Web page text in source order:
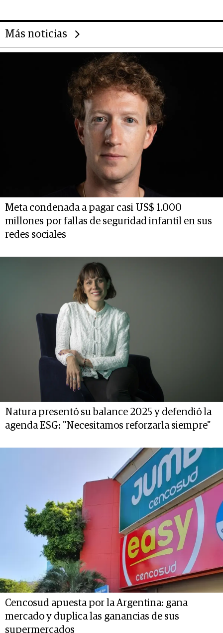
Más noticias
Meta condenada a pagar casi US$ 1.000
millones por fallas de seguridad infantil en sus
redes sociales
Natura presentó su balance 2025 y defendió la
agenda ESG: "Necesitamos reforzarla siempre"
Cencosud apuesta por la Argentina: gana
mercado y duplica las ganancias de sus
supermercados